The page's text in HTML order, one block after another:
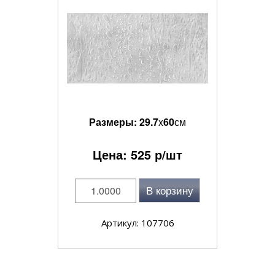
Размеры: 29.7x60см
Цена: 525 р/шт
В корзину
Артикул: 107706